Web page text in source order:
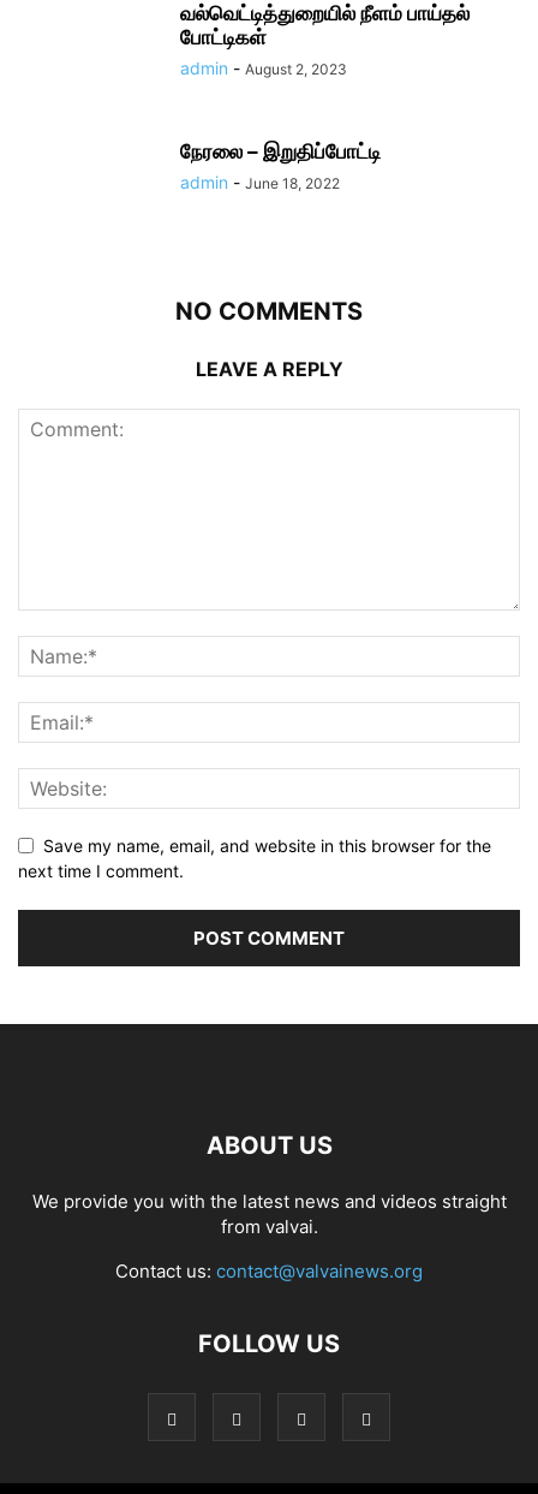
வல்வெட்டித்துறையில் நீளம் பாய்தல்
போட்டிகள்
admin - August 2, 2023
நேரலை – இறுதிப்போட்டி
admin - June 18, 2022
NO COMMENTS
LEAVE A REPLY
Save my name, email, and website in this browser for the
next time I comment.
ABOUT US
We provide you with the latest news and videos straight
from valvai.
Contact us: contact@valvainews.org
FOLLOW US